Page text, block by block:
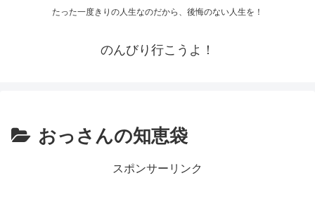
たった一度きりの人生なのだから、後悔のない人生を！
のんびり行こうよ！
おっさんの知恵袋
スポンサーリンク